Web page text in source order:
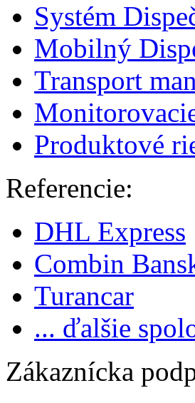
Systém
Mobilný
Transport
Produktové
Referencie:
DHL Express
Combin
Turancar
... ďalšie
Zákaznícka